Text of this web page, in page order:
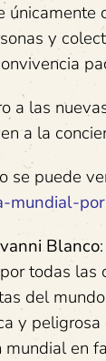
únicamente
y
a las
a la
se puede
mundial-
Blanco
todas las
del
y
en